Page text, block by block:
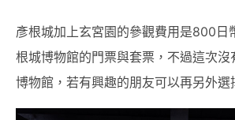
彥根城加上玄宮園的參觀費用是800日
根城博物館的門票與套票，不過這次
博物館，若有興趣的朋友可以再另外選